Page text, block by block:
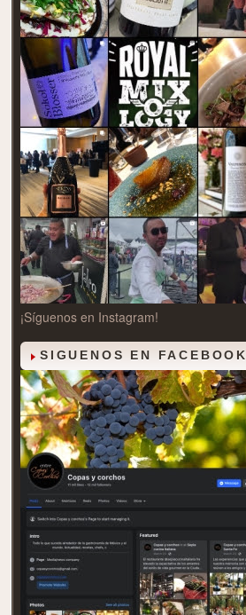
¡Síguenos en Instagram!
SIGUENOS EN FACEBOOK